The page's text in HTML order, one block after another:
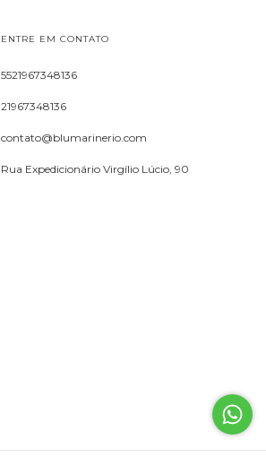
ENTRE EM CONTATO
5521967348136
21967348136
contato@blumarinerio.com
Rua Expedicionário Virgílio Lúcio, 90